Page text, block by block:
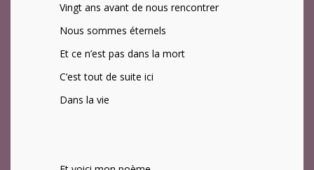
Vingt ans avant de nous rencontrer
Nous sommes éternels
Et ce n’est pas dans la mort
C’est tout de suite ici
Dans la vie